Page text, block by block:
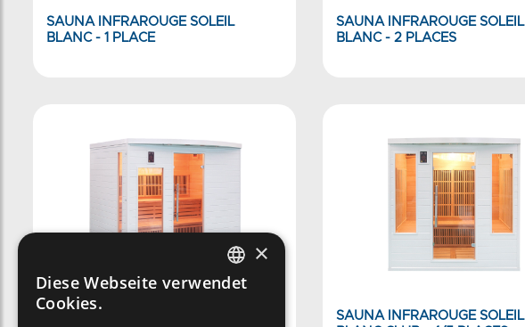
SAUNA INFRAROUGE SOLEIL
BLANC - 1 PLACE
SAUNA INFRAROUGE SOLEIL
BLANC - 2 PLACES
SAUNA INFRAROUGE SOLEIL
FRENCH
×
Diese Webseite verwendet
Cookies.